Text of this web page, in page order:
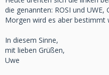
die genannten: ROSI und UWE,
Morgen wird es aber bestimmt
In diesem Sinne,
mit lieben Grüßen,
Uwe